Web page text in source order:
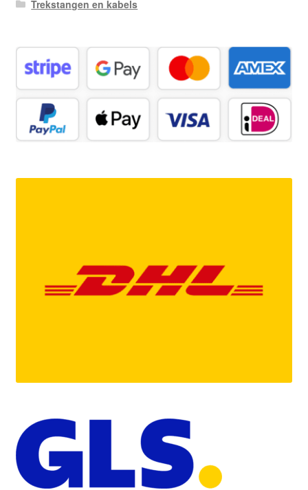
Trekstangen en kabels